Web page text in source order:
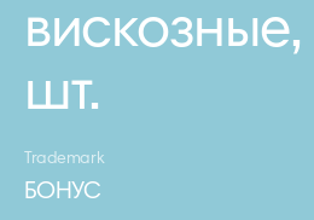
шт.
Trademark
БОНУС